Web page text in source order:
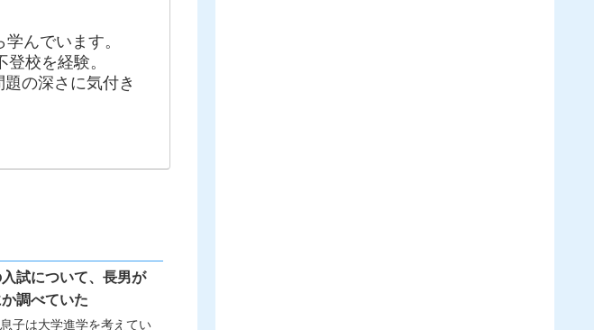
んでいます。
校を経験。
の深さに気付き
試について、長男が
調べていた
子は大学進学を考えてい